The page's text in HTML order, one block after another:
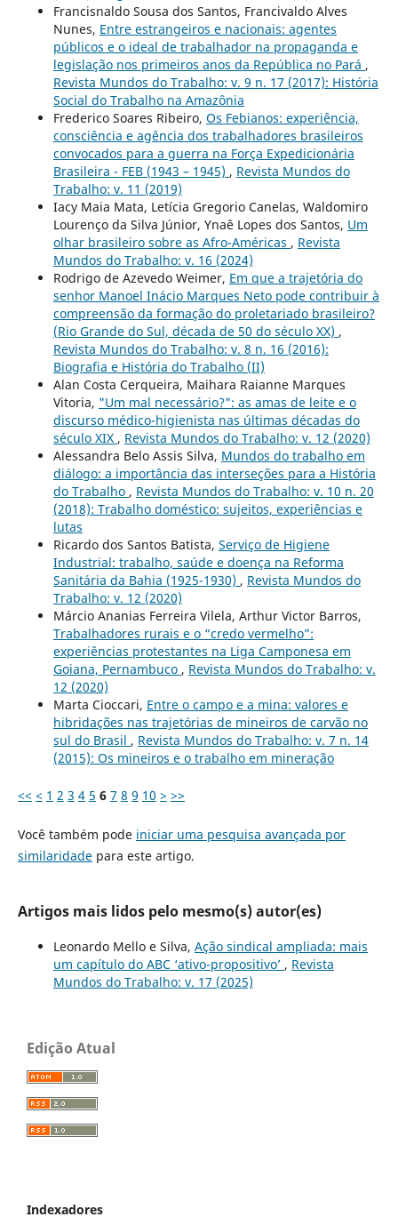
Francisnaldo Sousa dos Santos, Francivaldo Alves
Nunes, Entre estrangeiros e nacionais: agentes
públicos e o ideal de trabalhador na propaganda e
legislação nos primeiros anos da República no Pará ,
Revista Mundos do Trabalho: v. 9 n. 17 (2017): História
Social do Trabalho na Amazônia
Frederico Soares Ribeiro, Os Febianos: experiência,
consciência e agência dos trabalhadores brasileiros
convocados para a guerra na Força Expedicionária
Brasileira - FEB (1943 – 1945) , Revista Mundos do
Trabalho: v. 11 (2019)
Iacy Maia Mata, Letícia Gregorio Canelas, Waldomiro
Lourenço da Silva Júnior, Ynaê Lopes dos Santos, Um
olhar brasileiro sobre as Afro-Américas , Revista
Mundos do Trabalho: v. 16 (2024)
Rodrigo de Azevedo Weimer, Em que a trajetória do
senhor Manoel Inácio Marques Neto pode contribuir à
compreensão da formação do proletariado brasileiro?
(Rio Grande do Sul, década de 50 do século XX) ,
Revista Mundos do Trabalho: v. 8 n. 16 (2016):
Biografia e História do Trabalho (II)
Alan Costa Cerqueira, Maihara Raianne Marques
Vitoria, "Um mal necessário?": as amas de leite e o
discurso médico-higienista nas últimas décadas do
século XIX , Revista Mundos do Trabalho: v. 12 (2020)
Alessandra Belo Assis Silva, Mundos do trabalho em
diálogo: a importância das interseções para a História
do Trabalho , Revista Mundos do Trabalho: v. 10 n. 20
(2018): Trabalho doméstico: sujeitos, experiências e
lutas
Ricardo dos Santos Batista, Serviço de Higiene
Industrial: trabalho, saúde e doença na Reforma
Sanitária da Bahia (1925-1930) , Revista Mundos do
Trabalho: v. 12 (2020)
Márcio Ananias Ferreira Vilela, Arthur Victor Barros,
Trabalhadores rurais e o “credo vermelho”:
experiências protestantes na Liga Camponesa em
Goiana, Pernambuco , Revista Mundos do Trabalho: v.
12 (2020)
Marta Cioccari, Entre o campo e a mina: valores e
hibridações nas trajetórias de mineiros de carvão no
sul do Brasil , Revista Mundos do Trabalho: v. 7 n. 14
(2015): Os mineiros e o trabalho em mineração
<< < 1 2 3 4 5 6 7 8 9 10 > >>
Você também pode iniciar uma pesquisa avançada por
similaridadepara este artigo.
Artigos mais lidos pelo mesmo(s) autor(es)
Leonardo Mello e Silva, Ação sindical ampliada: mais
um capítulo do ABC ‘ativo-propositivo’ , Revista
Mundos do Trabalho: v. 17 (2025)
Edição Atual
Indexadores